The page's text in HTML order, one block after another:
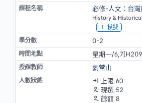
必修-人文：台灣
History &
模擬
0-2
星期一/
劉常山
上限 60
現選 52
餘額 8